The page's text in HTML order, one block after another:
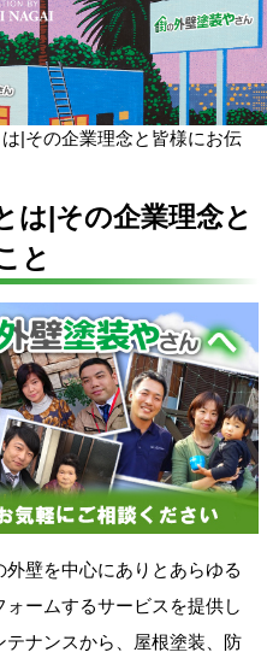
|その企業理念と皆様にお伝
は|その企業理念と
と
壁を中心にありとあらゆる
ームするサービスを提供し
ナンスから、屋根塗装、防